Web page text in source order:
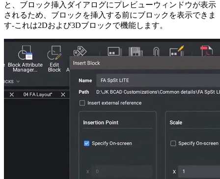
と、ブロック挿入ダイアログにプレビューウィンドウが表示
されるため、ブロックを挿入する前にブロックを表示できま
す-これは2Dおよび3Dブロックで機能します。